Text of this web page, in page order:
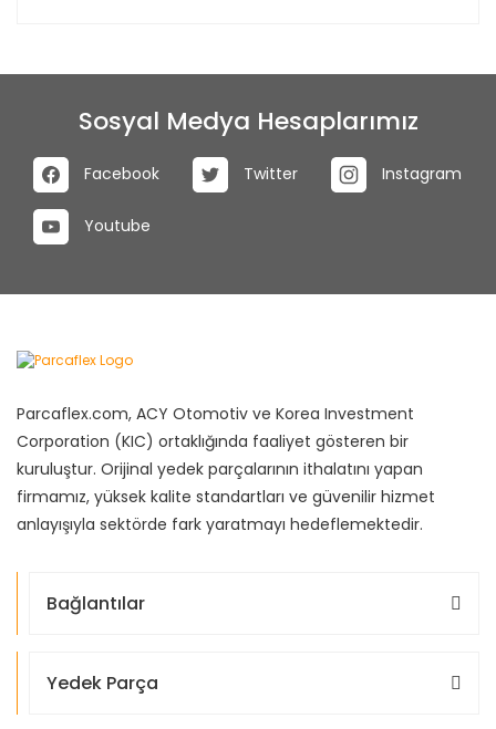
Sosyal Medya Hesaplarımız
Facebook Twitter Instagram
Youtube
Parcaflex.com, ACY Otomotiv ve Korea Investment
Corporation (KIC) ortaklığında faaliyet gösteren bir
kuruluştur. Orijinal yedek parçalarının ithalatını yapan
firmamız, yüksek kalite standartları ve güvenilir hizmet
anlayışıyla sektörde fark yaratmayı hedeflemektedir.
Bağlantılar
Yedek Parça